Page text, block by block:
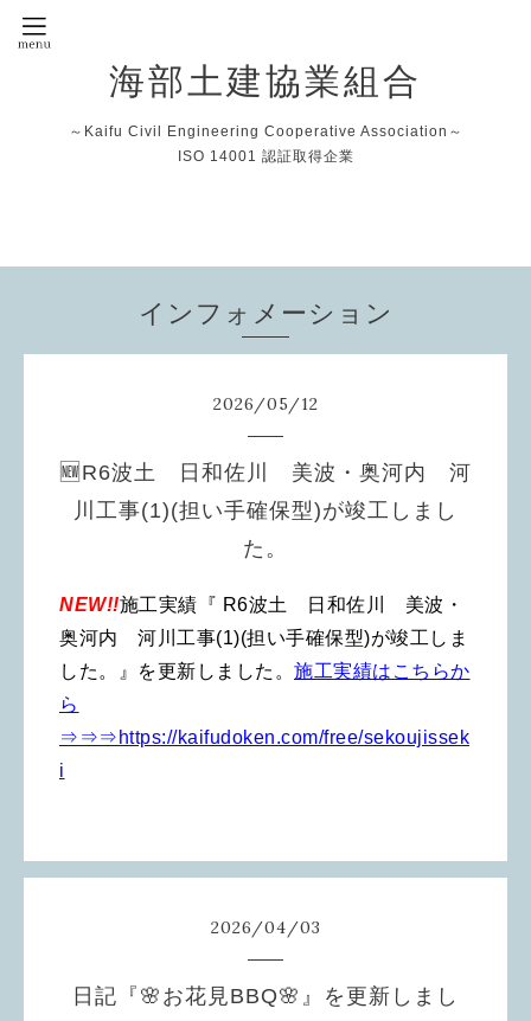
海部土建協業組合
～Kaifu Civil Engineering Cooperative Association～
ISO 14001 認証取得企業
インフォメーション
2026/05/12
🆕R6波土 日和佐川 美波・奥河内 河
川工事(1)(担い手確保型)が竣工しまし
た。
NEW!!施工実績『 R6波土 日和佐川 美波・
奥河内 河川工事(1)(担い手確保型)が竣工しま
した。』を更新しました。 施工実績はこちらか
ら
⇒⇒⇒https://kaifudoken.com/free/sekoujissek
i
2026/04/03
日記『🌸お花見BBQ🌸』を更新しまし